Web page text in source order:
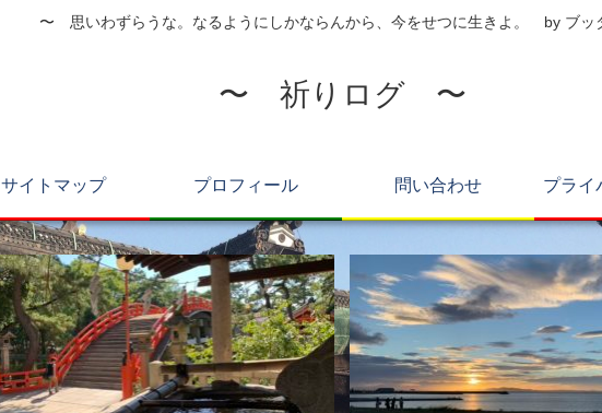
〜 思いわずらうな。なるようにしかならんから、今をせつに生きよ。 by ブ
〜 祈りログ 〜
サイトマップ プロフィール 問い合わせ プライ